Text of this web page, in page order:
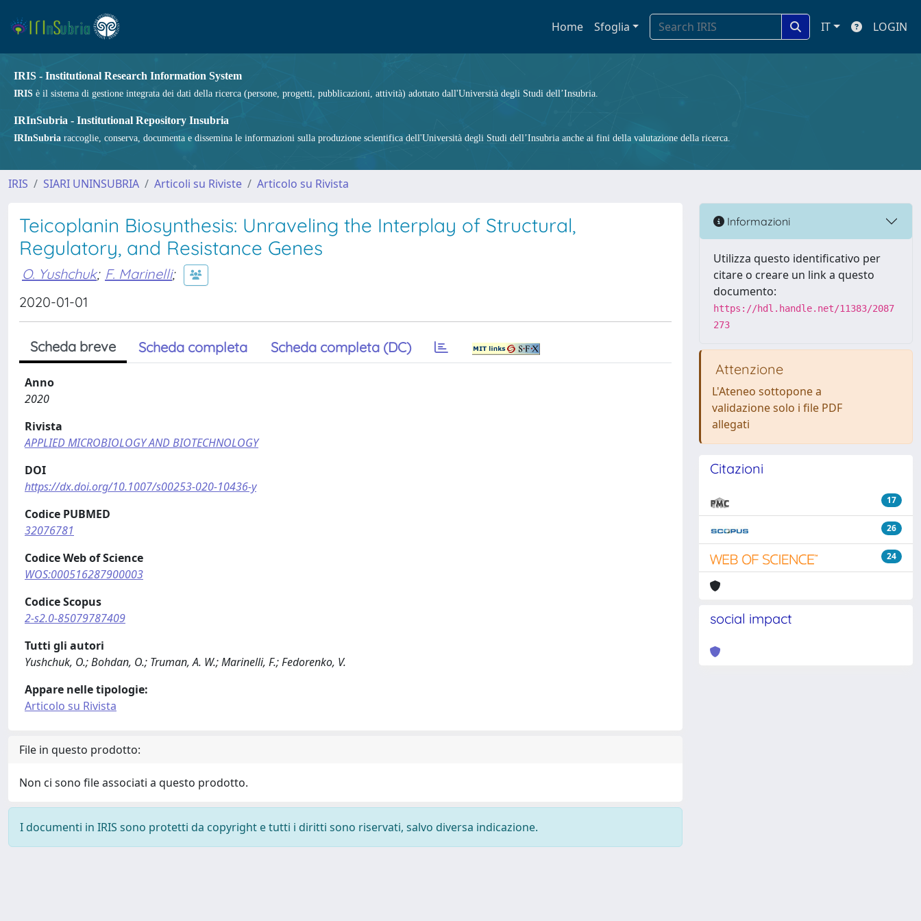
Home Sfoglia IT LOGIN
IRIS - Institutional Research Information System
IRIS è il sistema di gestione integrata dei dati della ricerca (persone, progetti, pubblicazioni, attività) adottato dall'Università degli Studi dell’Insubria.
IRInSubria - Institutional Repository Insubria
IRInSubria raccoglie, conserva, documenta e dissemina le informazioni sulla produzione scientifica dell'Università degli Studi dell’Insubria anche ai fini della valutazione della ricerca.
IRIS SIARI UNINSUBRIA Articoli su Riviste Articolo su Rivista
Teicoplanin Biosynthesis: Unraveling the Interplay of Structural,
Regulatory, and Resistance Genes
O. Yushchuk; F. Marinelli;
2020-01-01
Scheda breve Scheda completa Scheda completa (DC)
Anno
2020
Rivista
APPLIED MICROBIOLOGY AND BIOTECHNOLOGY
DOI
https://dx.doi.org/10.1007/s00253-020-10436-y
Codice PUBMED
32076781
Codice Web of Science
WOS:000516287900003
Codice Scopus
2-s2.0-85079787409
Tutti gli autori
Yushchuk, O.; Bohdan, O.; Truman, A. W.; Marinelli, F.; Fedorenko, V.
Appare nelle tipologie:
Articolo su Rivista
File in questo prodotto:
Non ci sono file associati a questo prodotto.
I documenti in IRIS sono protetti da copyright e tutti i diritti sono riservati, salvo diversa indicazione.
Informazioni
Utilizza questo identificativo per
citare o creare un link a questo
documento:
https://hdl.handle.net/11383/2087
273
Attenzione
L'Ateneo sottopone a
validazione solo i file PDF
allegati
Citazioni
17
26
24
social impact